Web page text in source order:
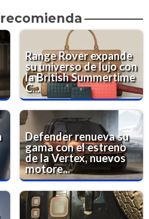
Range Rover expande
su universo de lujo con
la British Summertime
C...
Defender renueva su
gama con el estreno
de la Vertex, nuevos
motore...